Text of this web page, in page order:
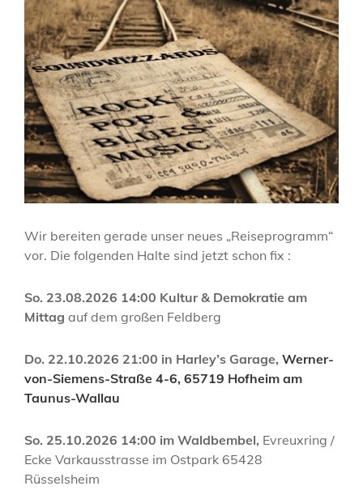
Wir bereiten gerade unser neues „Reiseprogramm“
vor. Die folgenden Halte sind jetzt schon fix :
So. 23.08.2026 14:00 Kultur & Demokratie am
Mittag auf dem großen Feldberg
Do. 22.10.2026 21:00 in Harley’s Garage, Werner-
von-Siemens-Straße 4-6, 65719 Hofheim am
Taunus-Wallau
So. 25.10.2026 14:00 im Waldbembel, Evreuxring /
Ecke Varkausstrasse im Ostpark 65428
Rüsselsheim